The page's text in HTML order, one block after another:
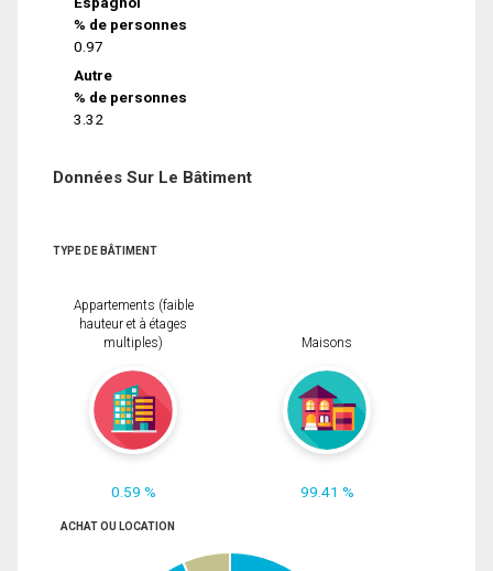
% de personnes
0.97
Autre
% de personnes
3.32
Données Sur Le Bâtiment
TYPE DE BÂTIMENT
Appartements (faible
hauteur et à étages
multiples)
0.59 %
Maisons
99.41 %
ACHAT OU LOCATION